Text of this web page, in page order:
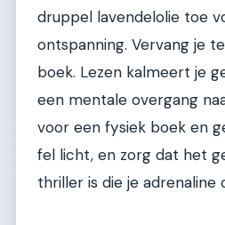
druppel lavendelolie toe
ontspanning. Vervang je
boek. Lezen kalmeert je
een mentale overgang
voor een fysiek boek en
fel licht, en zorg dat het
thriller is die je adrenaline